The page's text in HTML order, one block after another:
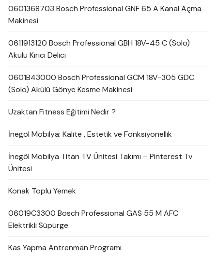
0601368703 Bosch Professional GNF 65 A Kanal Açma
Makinesi
0611913120 Bosch Professional GBH 18V-45 C (Solo)
Akülü Kırıcı Delici
0601B43000 Bosch Professional GCM 18V-305 GDC
(Solo) Akülü Gönye Kesme Makinesi
Uzaktan Fitness Eğitimi Nedir ?
İnegöl Mobilya: Kalite , Estetik ve Fonksiyonellik
İnegöl Mobilya Titan TV Ünitesi Takımı – Pinterest Tv
Ünitesi
Konak Toplu Yemek
06019C3300 Bosch Professional GAS 55 M AFC
Elektrikli Süpürge
Kas Yapma Antrenman Programı